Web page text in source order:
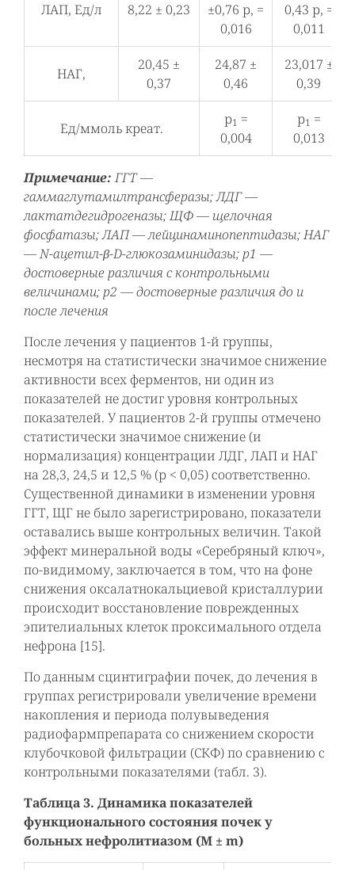
ЛАП, Ед/л 8,22 ± 0,23
±0,76 р, =
0,016
0,43 р, =
0,011
НАГ,
20,45 ±
0,37
24,87 ±
0,46
23,017 ±
0,39
Ед/ммоль креат.
р1 =
0,004
р1 =
0,013
Примечание: ГГТ —
гаммаглутамилтрансферазы; ЛДГ —
лактатдегидрогеназы; ЩФ — щелочная
фосфатазы; ЛАП — лейцинаминопептидазы; НАГ
— N-ацетил-β-D-глюкозаминидазы; р1 —
достоверные различия с контрольными
величинами; р2 — достоверные различия до и
после лечения
После лечения у пациентов 1-й группы,
несмотря на статистически значимое снижение
активности всех ферментов, ни один из
показателей не достиг уровня контрольных
показателей. У пациентов 2-й группы отмечено
статистически значимое снижение (и
нормализация) концентрации ЛДГ, ЛАП и НАГ
на 28,3, 24,5 и 12,5 % (р < 0,05) соответственно.
Существенной динамики в изменении уровня
ГГТ, ЩГ не было зарегистрировано, показатели
оставались выше контрольных величин. Такой
эффект минеральной воды «Серебряный ключ»,
по-видимому, заключается в том, что на фоне
снижения оксалатнокальциевой кристаллурии
происходит восстановление поврежденных
эпителиальных клеток проксимального отдела
нефрона [15].
По данным сцинтиграфии почек, до лечения в
группах регистрировали увеличение времени
накопления и периода полувыведения
радиофармпрепарата со снижением скорости
клубочковой фильтрации (СКФ) по сравнению с
контрольными показателями (табл. 3).
Таблица 3. Динамика показателей
функционального состояния почек у
больных нефролитиазом (M ± m)